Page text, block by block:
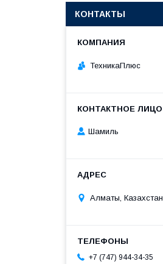
КОНТАКТЫ
ТехникаПлюс
Шамиль
Алматы, Казахстан
+7 (747) 944-34-35